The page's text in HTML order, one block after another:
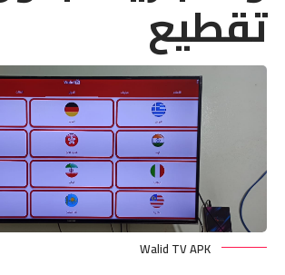
تقطيع
Walid TV APK